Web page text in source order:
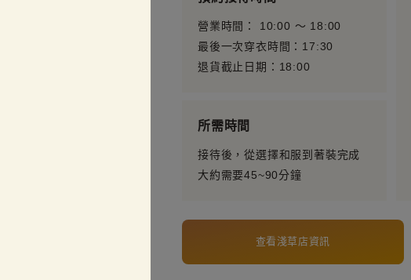
營業時間： 10:00 〜 18:00
最後一次穿衣時間：17:30
退貨截止日期：18:00
所需時間
接待後，從選擇和服到著裝完成
大約需要45~90分鐘
查看淺草店資訊